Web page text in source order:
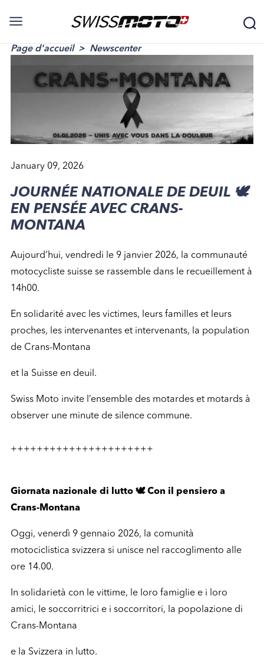
Page d'accueil Newscenter
January 09, 2026
JOURNÉE NATIONALE DE DEUIL 🕊️
EN PENSÉE AVEC CRANS-
MONTANA
Aujourd’hui, vendredi le 9 janvier 2026, la communauté
motocycliste suisse se rassemble dans le recueillement à
14h00.
En solidarité avec les victimes, leurs familles et leurs
proches, les intervenantes et intervenants, la population
de Crans-Montana
et la Suisse en deuil.
Swiss Moto invite l’ensemble des motardes et motards à
observer une minute de silence commune.
++++++++++++++++++++++
Giornata nazionale di lutto 🕊️ Con il pensiero a
Crans-Montana
Oggi, venerdì 9 gennaio 2026, la comunità
motociclistica svizzera si unisce nel raccoglimento alle
ore 14.00.
In solidarietà con le vittime, le loro famiglie e i loro
amici, le soccorritrici e i soccorritori, la popolazione di
Crans-Montana
e la Svizzera in lutto.